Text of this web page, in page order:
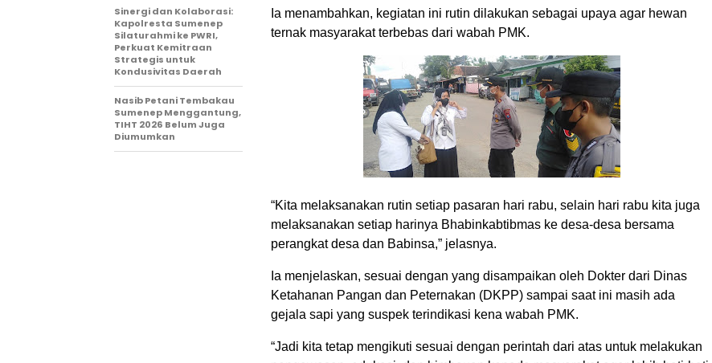
Ia menambahkan, kegiatan ini rutin dilakukan sebagai upaya agar hewan
ternak masyarakat terbebas dari wabah PMK.
“Kita melaksanakan rutin setiap pasaran hari rabu, selain hari rabu kita juga
melaksanakan setiap harinya Bhabinkabtibmas ke desa-desa bersama
perangkat desa dan Babinsa,” jelasnya.
Ia menjelaskan, sesuai dengan yang disampaikan oleh Dokter dari Dinas
Ketahanan Pangan dan Peternakan (DKPP) sampai saat ini masih ada
gejala sapi yang suspek terindikasi kena wabah PMK.
“Jadi kita tetap mengikuti sesuai dengan perintah dari atas untuk melakukan
Sinergi dan Kolaborasi:
Kapolresta Sumenep
Silaturahmi ke PWRI,
Perkuat Kemitraan
Strategis untuk
Kondusivitas Daerah
Nasib Petani Tembakau
Sumenep Menggantung,
TIHT 2026 Belum Juga
Diumumkan